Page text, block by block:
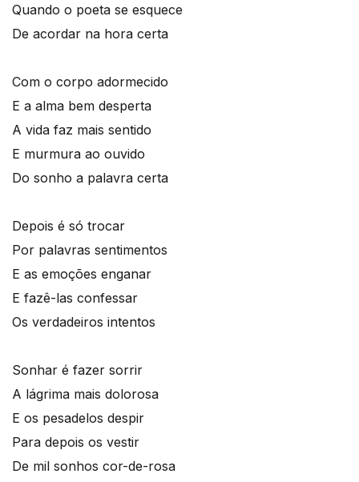
Quando o poeta se esquece
De acordar na hora certa
Com o corpo adormecido
E a alma bem desperta
A vida faz mais sentido
E murmura ao ouvido
Do sonho a palavra certa
Depois é só trocar
Por palavras sentimentos
E as emoções enganar
E fazê-las confessar
Os verdadeiros intentos
Sonhar é fazer sorrir
A lágrima mais dolorosa
E os pesadelos despir
Para depois os vestir
De mil sonhos cor-de-rosa